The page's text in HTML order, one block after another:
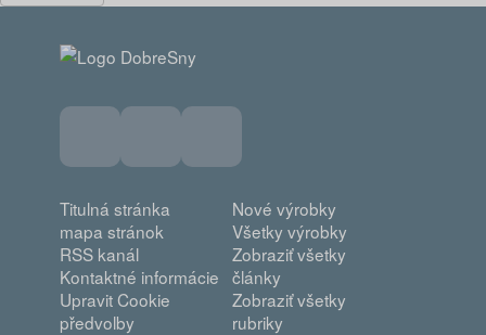
Titulná stránka
mapa stránok
RSS kanál
Kontaktné informácie
Upravit Cookie
předvolby
Nové výrobky
Všetky výrobky
Zobraziť všetky
články
Zobraziť všetky
rubriky